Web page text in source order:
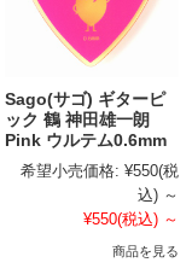
Sago(サゴ) ギターピ
ック 鶴 神田雄一朗
Pink ウルテム0.6mm
希望小売価格: ¥550(税
込) ～
¥550(税込) ～
商品を見る